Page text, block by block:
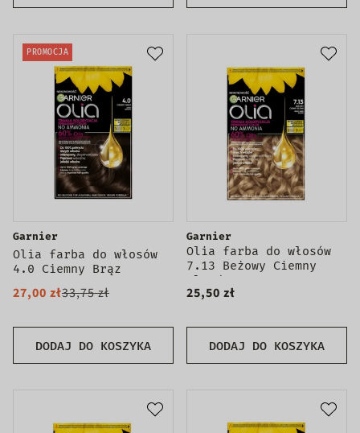
PROMOCJA
DODAJ DO KOSZYKA
Garnier
Olia farba do włosów
4.0 Ciemny Brąz
27,00 zł33,75 zł
DODAJ DO KOSZYKA
Garnier
Olia farba do włosów
7.13 Beżowy Ciemny
Blond
25,50 zł